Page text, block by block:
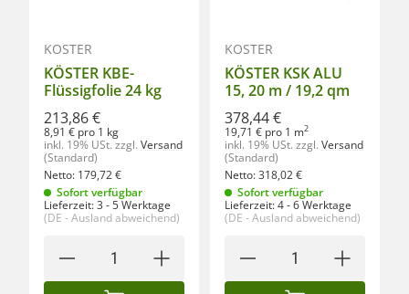
KÖSTER
KÖSTER KBE-
Flüssigfolie 24 kg
213,86 €
8,91 € pro 1 kg
inkl. 19% USt. zzgl. Versand
(Standard)
Netto: 179,72€
Sofort verfügbar
Lieferzeit:3 - 5 Werktage
(DE - Ausland abweichend)
KÖSTER
KÖSTER KSK ALU
15, 20 m / 19,2 qm
378,44 €
19,71 € pro 1 m2
inkl. 19% USt. zzgl. Versand
(Standard)
Netto:318,02€
Sofort verfügbar
Lieferzeit:4 - 6 Werktage
(DE - Ausland abweichend)